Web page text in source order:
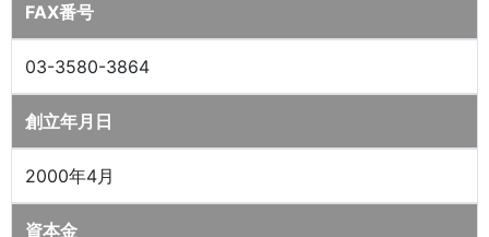
FAX番号
03-3580-3864
創立年月日
2000年4月
資本金